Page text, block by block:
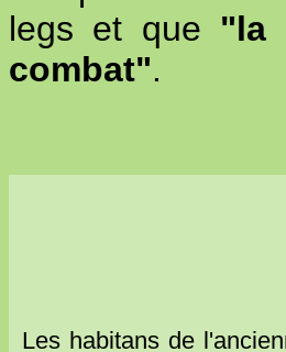
legs et que "la
combat".
Les habitans de